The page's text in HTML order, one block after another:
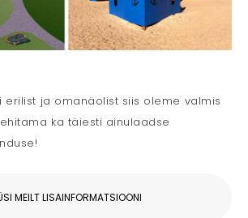
erilist ja omanäolist siis oleme valmis
ka täiesti ainulaadse
MEILT LISAINFORMATSIOONI